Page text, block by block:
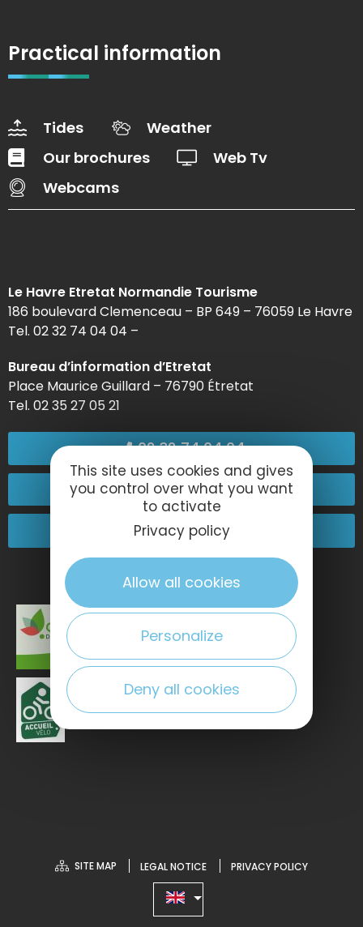
Practical information
Tides
Weather
Our brochures
Web Tv
Webcams
Le Havre Etretat Normandie Tourisme
186 boulevard Clemenceau – BP 649 – 76059 Le Havre
Tel. 02 32 74 04 04 –
Bureau d’information d’Etretat
Place Maurice Guillard – 76790 Étretat
Tel. 02 35 27 05 21
02 32 74 04 04
Contact-us
Come and see us!
SITE MAP LEGAL NOTICE PRIVACY POLICY
This site uses cookies and gives
you control over what you want
to activate
Privacy policy
Allow all cookies
Personalize
Deny all cookies